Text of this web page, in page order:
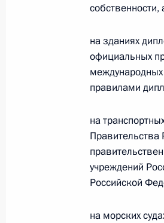
О внесении
26 июля 2026 года
О внесении
26 июля 2026 года
на зданиях
официальных
правилами
на
Правительства
учреждений
Российской
на морских